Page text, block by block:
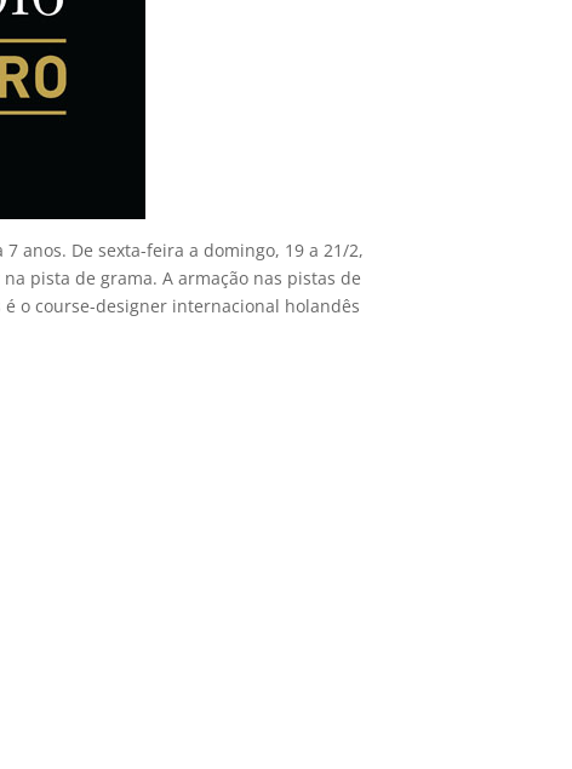
anos. De sexta-feira a domingo, 19 a 21/2,
pista de grama. A armação nas pistas de
o course-designer internacional holandês